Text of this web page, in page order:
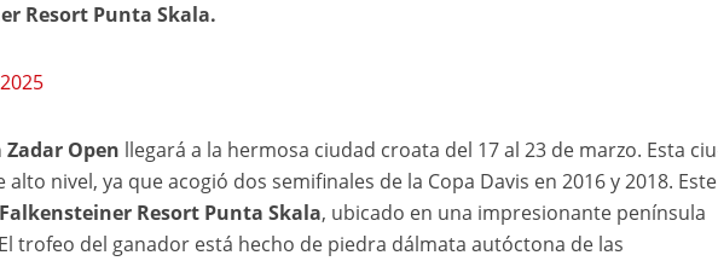
Resort Punta Skala.
Open llegará a la hermosa ciudad croata del 17 al 23 de marzo. Esta
nivel, ya que acogió dos semifinales de la Copa Davis en 2016 y 2018. Este
Falkensteiner Resort Punta Skala, ubicado en una impresionante península
trofeo del ganador está hecho de piedra dálmata autóctona de las